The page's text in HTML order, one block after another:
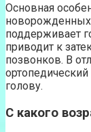
Основная
новорожденных
поддерживает
приводит к
позвонков. В
голову.
С какого